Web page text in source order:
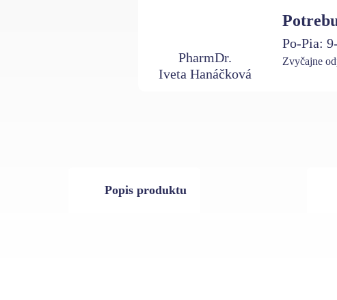
PharmDr.
Iveta Hanáčková
Po-Pia:
Zvyčajne
Popis produktu